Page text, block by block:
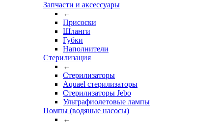
Запчасти и аксессуары
←
Присоски
Шланги
Губки
Наполнители
Стерилизация
←
Стерилизаторы
Aquael стерилизаторы
Стерилизаторы Jebo
Ультрафиолетовые лампы
Помпы (водяные насосы)
←